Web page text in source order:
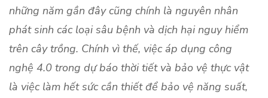
những năm gần đây cũng chính là nguyên nhân
phát sinh các loại sâu bệnh và dịch hại nguy hiểm
trên cây trồng. Chính vì thế, việc áp dụng công
nghệ 4.0 trong dự báo thời tiết và bảo vệ thực vật
là việc làm hết sức cần thiết để bảo vệ năng suất,